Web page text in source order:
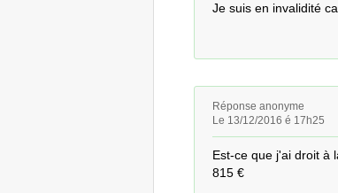
Je suis en invalidité
Réponse anonyme
Le 13/12/2016 é 17h25
Est-ce que j'ai droit à
815 €